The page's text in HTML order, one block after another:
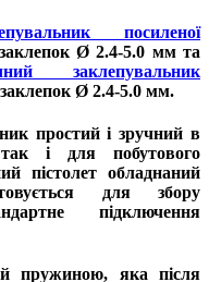
посиленої
Ø 2.4-5.0 мм та
заклепувальник
Ø 2.4-5.0 мм.
простий і зручний в
і для побутового
пістолет обладнаний
для збору
підключення
пружиною, яка після